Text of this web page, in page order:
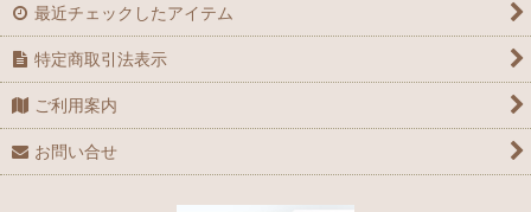
最近チェックしたアイテム
特定商取引法表示
ご利用案内
お問い合せ